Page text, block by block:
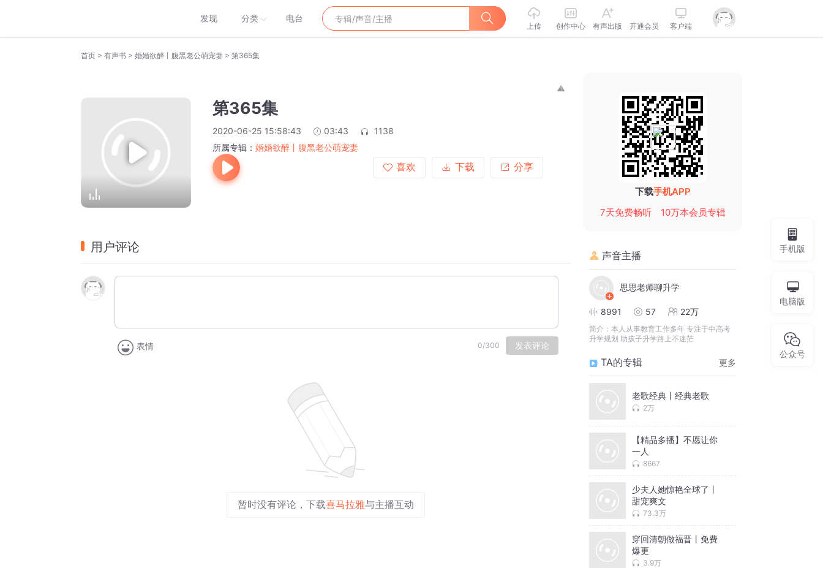
发现 分类 电台
上传 创作中心 有声出版 开通会员 客户端
首页 > 有声书 > 婚婚欲醉丨腹黑老公萌宠妻 > 第365集
第365集
2020-06-25 15:58:43 03:43
1138
所属专辑： 婚婚欲醉丨腹黑老公萌宠妻
喜欢
下载 分享
用户评论
表情 0/300 发表评论
暂时没有评论，下载喜马拉雅与主播互动
下载手机APP
7天免费畅听
10万本会员专辑
声音主播
思思老师聊升学
8991 57 22万
简介： 本人从事教育工作多年 专注于中高考
升学规划 助孩子升学路上不迷茫
TA的专辑 更多
老歌经典丨经典老歌
2万
【精品多播】不愿让你
一人
8667
少夫人她惊艳全球了丨
甜宠爽文
73.3万
穿回清朝做福晋丨免费
爆更
3.9万
手机版
电脑版
公众号